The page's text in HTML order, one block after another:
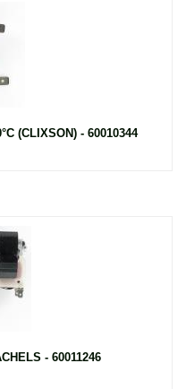
(CLIXSON) - 60010344
- 60011246